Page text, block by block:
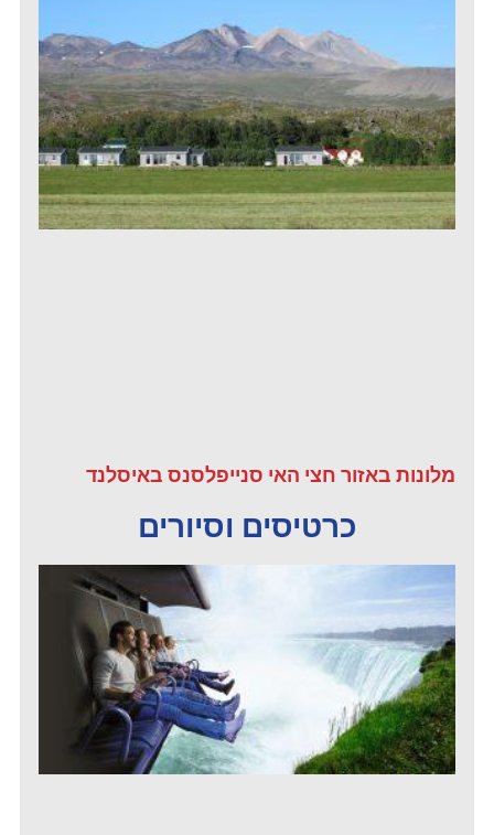
מלונות באזור חצי האי סנייפלסנס באיסלנד
כרטיסים וסיורים